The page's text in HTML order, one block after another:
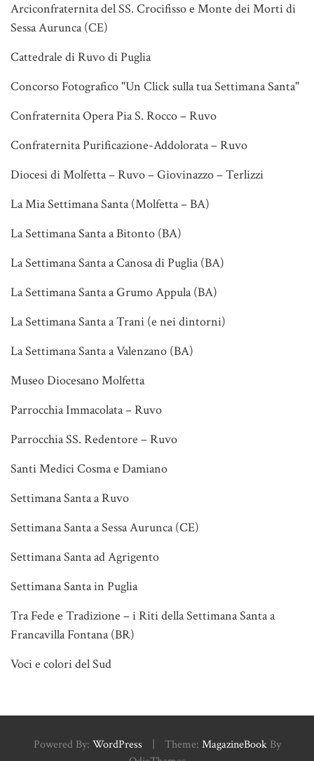
Arciconfraternita del SS. Crocifisso e Monte dei Morti di
Sessa Aurunca (CE)
Cattedrale di Ruvo di Puglia
Concorso Fotografico "Un Click sulla tua Settimana Santa"
Confraternita Opera Pia S. Rocco – Ruvo
Confraternita Purificazione-Addolorata – Ruvo
Diocesi di Molfetta – Ruvo – Giovinazzo – Terlizzi
La Mia Settimana Santa (Molfetta – BA)
La Settimana Santa a Bitonto (BA)
La Settimana Santa a Canosa di Puglia (BA)
La Settimana Santa a Grumo Appula (BA)
La Settimana Santa a Trani (e nei dintorni)
La Settimana Santa a Valenzano (BA)
Museo Diocesano Molfetta
Parrocchia Immacolata – Ruvo
Parrocchia SS. Redentore – Ruvo
Santi Medici Cosma e Damiano
Settimana Santa a Ruvo
Settimana Santa a Sessa Aurunca (CE)
Settimana Santa ad Agrigento
Settimana Santa in Puglia
Tra Fede e Tradizione – i Riti della Settimana Santa a
Francavilla Fontana (BR)
Voci e colori del Sud
Powered By: WordPress Theme: MagazineBookBy